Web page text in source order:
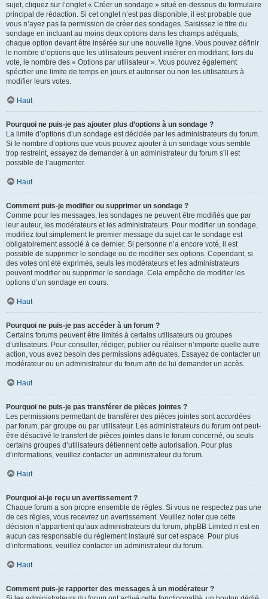
sujet, cliquez sur l’onglet « Créer un sondage » situé en-dessous du formulaire
principal de rédaction. Si cet onglet n’est pas disponible, il est probable que
vous n’ayez pas la permission de créer des sondages. Saisissez le titre du
sondage en incluant au moins deux options dans les champs adéquats,
chaque option devant être insérée sur une nouvelle ligne. Vous pouvez définir
le nombre d’options que les utilisateurs peuvent insérer en modifiant, lors du
vote, le nombre des « Options par utilisateur ». Vous pouvez également
spécifier une limite de temps en jours et autoriser ou non les utilisateurs à
modifier leurs votes.
Haut
Pourquoi ne puis-je pas ajouter plus d’options à un sondage ?
La limite d’options d’un sondage est décidée par les administrateurs du forum.
Si le nombre d’options que vous pouvez ajouter à un sondage vous semble
trop restreint, essayez de demander à un administrateur du forum s’il est
possible de l’augmenter.
Haut
Comment puis-je modifier ou supprimer un sondage ?
Comme pour les messages, les sondages ne peuvent être modifiés que par
leur auteur, les modérateurs et les administrateurs. Pour modifier un sondage,
modifiez tout simplement le premier message du sujet car le sondage est
obligatoirement associé à ce dernier. Si personne n’a encore voté, il est
possible de supprimer le sondage ou de modifier ses options. Cependant, si
des votes ont été exprimés, seuls les modérateurs et les administrateurs
peuvent modifier ou supprimer le sondage. Cela empêche de modifier les
options d’un sondage en cours.
Haut
Pourquoi ne puis-je pas accéder à un forum ?
Certains forums peuvent être limités à certains utilisateurs ou groupes
d’utilisateurs. Pour consulter, rédiger, publier ou réaliser n’importe quelle autre
action, vous avez besoin des permissions adéquates. Essayez de contacter un
modérateur ou un administrateur du forum afin de lui demander un accès.
Haut
Pourquoi ne puis-je pas transférer de pièces jointes ?
Les permissions permettant de transférer des pièces jointes sont accordées
par forum, par groupe ou par utilisateur. Les administrateurs du forum ont peut-
être désactivé le transfert de pièces jointes dans le forum concerné, ou seuls
certains groupes d’utilisateurs détiennent cette autorisation. Pour plus
d’informations, veuillez contacter un administrateur du forum.
Haut
Pourquoi ai-je reçu un avertissement ?
Chaque forum a son propre ensemble de règles. Si vous ne respectez pas une
de ces règles, vous recevrez un avertissement. Veuillez noter que cette
décision n’appartient qu’aux administrateurs du forum, phpBB Limited n’est en
aucun cas responsable du règlement instauré sur cet espace. Pour plus
d’informations, veuillez contacter un administrateur du forum.
Haut
Comment puis-je rapporter des messages à un modérateur ?